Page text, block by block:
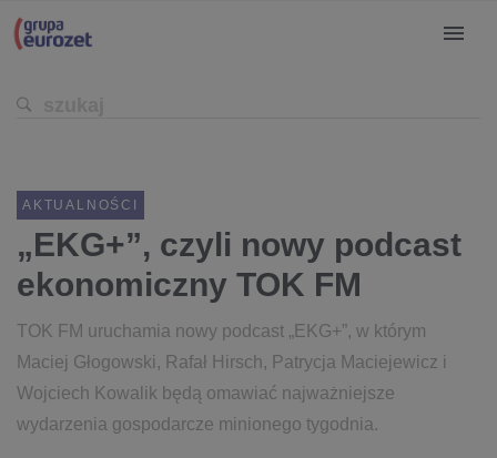
AKTUALNOŚCI
„EKG+”, czyli nowy podcast
ekonomiczny TOK FM
TOK FM uruchamia nowy podcast „EKG+”, w którym
Maciej Głogowski, Rafał Hirsch, Patrycja Maciejewicz i
Wojciech Kowalik będą omawiać najważniejsze
wydarzenia gospodarcze minionego tygodnia.